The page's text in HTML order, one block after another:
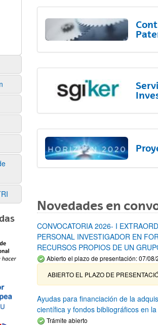
Novedades en
CONVOCATORIA 2026- I
PERSONAL INVESTIGADOR EN
RECURSOS PROPIOS DE UN
Abierto el plazo de presentación: 07/
ABIERTO EL PLAZO DE
Ayudas para financiación de la
científica y fondos bibliográficos en
Trámite abierto